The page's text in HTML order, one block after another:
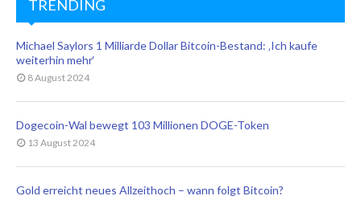
TRENDING
Michael Saylors 1 Milliarde Dollar Bitcoin-Bestand: ‚Ich kaufe
weiterhin mehr‘
8 August 2024
Dogecoin-Wal bewegt 103 Millionen DOGE-Token
13 August 2024
Gold erreicht neues Allzeithoch – wann folgt Bitcoin?